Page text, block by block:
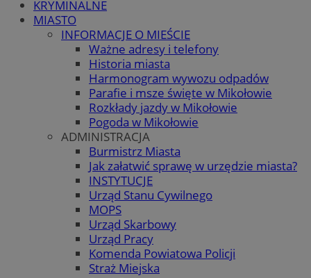
KRYMINALNE
MIASTO
INFORMACJE O MIEŚCIE
Ważne adresy i telefony
Historia miasta
Harmonogram wywozu odpadów
Parafie i msze święte w Mikołowie
Rozkłady jazdy w Mikołowie
Pogoda w Mikołowie
ADMINISTRACJA
Burmistrz Miasta
Jak załatwić sprawę w urzędzie miasta?
INSTYTUCJE
Urząd Stanu Cywilnego
MOPS
Urząd Skarbowy
Urząd Pracy
Komenda Powiatowa Policji
Straż Miejska